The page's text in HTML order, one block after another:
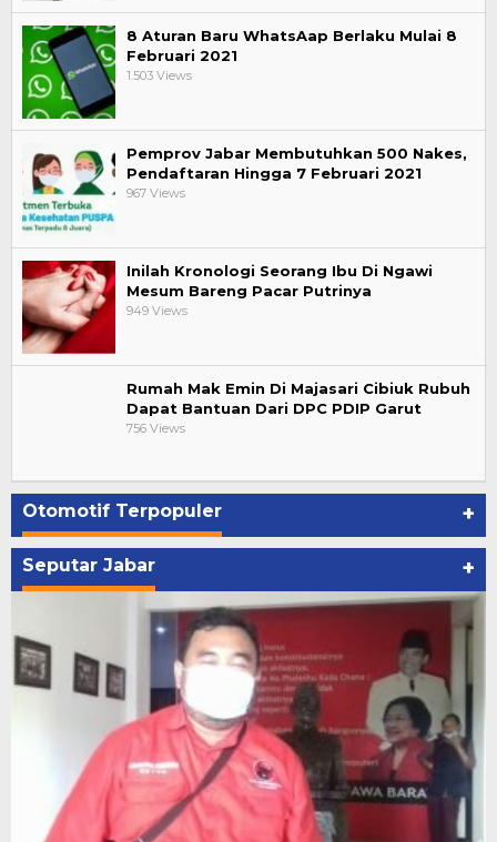
8 Aturan Baru WhatsAap Berlaku Mulai 8
Februari 2021
1.503 Views
Pemprov Jabar Membutuhkan 500 Nakes,
Pendaftaran Hingga 7 Februari 2021
967 Views
Inilah Kronologi Seorang Ibu Di Ngawi
Mesum Bareng Pacar Putrinya
949 Views
Rumah Mak Emin Di Majasari Cibiuk Rubuh
Dapat Bantuan Dari DPC PDIP Garut
756 Views
Otomotif Terpopuler +
Seputar Jabar +